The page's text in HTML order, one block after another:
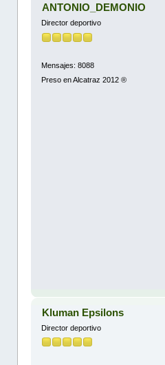
ANTONIO_DEMONIO
Director deportivo
Mensajes: 8088
Preso en Alcatraz 2012 ®
Kluman Epsilons
Director deportivo